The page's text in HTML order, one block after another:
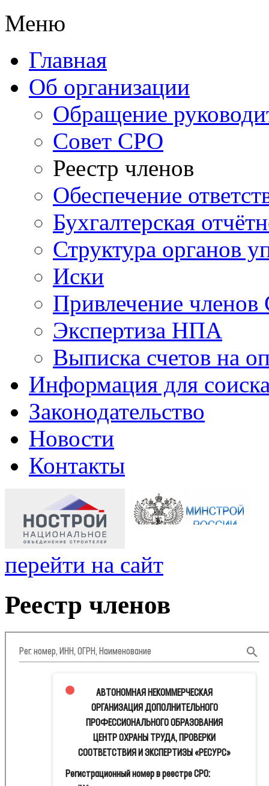
Меню
Главная
Об организации
Обращение
Совет СРО
Реестр членов
Обеспечение
Бухгалтерская
Структура органов
Иски
Привлечение членов
Экспертиза НПА
Выписка счетов на
Информация для
Законодательство
Новости
Контакты
перейти на сайт
Реестр членов